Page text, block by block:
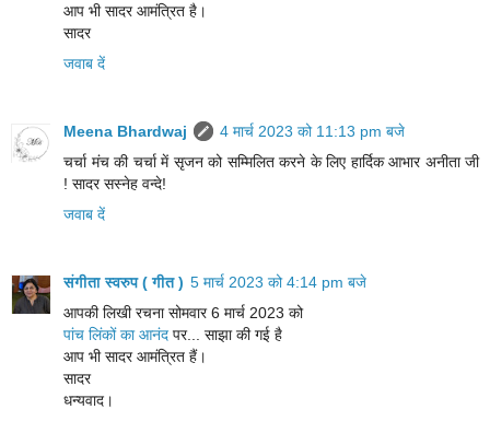
आप भी सादर आमंत्रित है।
सादर
जवाब दें
Meena Bhardwaj
4 मार्च 2023 को 11:13 pm बजे
चर्चा मंच की चर्चा में सृजन को सम्मिलित करने के लिए हार्दिक आभार अनीता जी
! सादर सस्नेह वन्दे!
जवाब दें
संगीता स्वरुप ( गीत ) 5 मार्च 2023 को 4:14 pm बजे
आपकी लिखी रचना सोमवार 6 मार्च 2023 को
पांच लिंकों का आनंद पर... साझा की गई है
आप भी सादर आमंत्रित हैं।
सादर
धन्यवाद।